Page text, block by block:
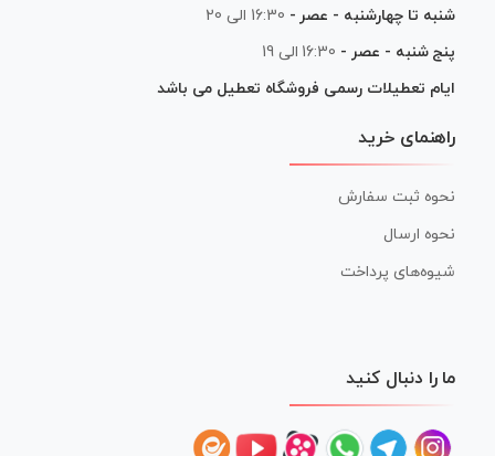
شنبه تا چهارشنبه - عصر - 16:30 الی 20
پنج شنبه - عصر - 16:30 الی 19
ایام تعطیلات رسمی فروشگاه تعطیل می باشد
راهنمای خرید
نحوه ثبت سفارش
نحوه ارسال
شیوه‌های پرداخت
ما را دنبال کنید